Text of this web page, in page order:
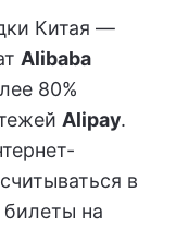
Китая —
Alibaba
80%
Alipay.
в
билеты на